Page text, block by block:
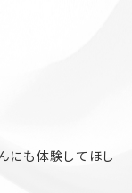
にも体験してほし